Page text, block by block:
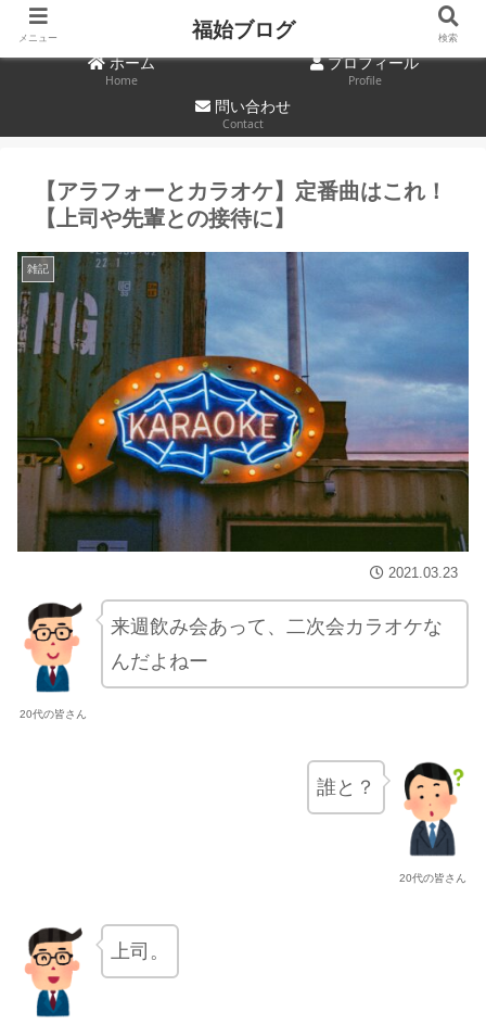
ホーム
Home
プロフィール
Profile
問い合わせ
Contact
【アラフォーとカラオケ】定番曲はこれ！
【上司や先輩との接待に】
雑記
2021.03.23
20代の皆さん
来週飲み会あって、二次会カラオケな
んだよねー
20代の皆さん
誰と？
上司。
メニュー 福始ブログ 検索